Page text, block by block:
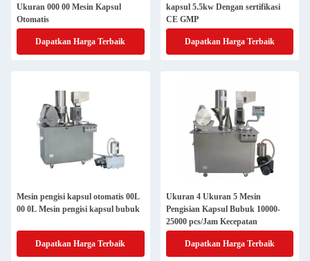
Ukuran 000 00 Mesin Kapsul
Otomatis
Dapatkan Harga Terbaik
kapsul 5.5kw Dengan sertifikasi
CE GMP
Dapatkan Harga Terbaik
Mesin pengisi kapsul otomatis 00L
00 0L Mesin pengisi kapsul bubuk
Dapatkan Harga Terbaik
Ukuran 4 Ukuran 5 Mesin
Pengisian Kapsul Bubuk 10000-
25000 pcs/Jam Kecepatan
Dapatkan Harga Terbaik